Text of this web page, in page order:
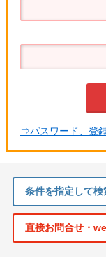
⇒パスワード、登
条件を指定して検
直接お問合せ・